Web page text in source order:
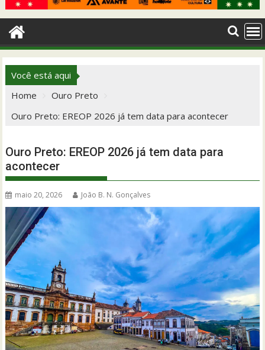
Você está aqui
Home
Ouro Preto
Ouro Preto: EREOP 2026 já tem data para acontecer
Ouro Preto: EREOP 2026 já tem data para
acontecer
maio 20, 2026 João B. N. Gonçalves